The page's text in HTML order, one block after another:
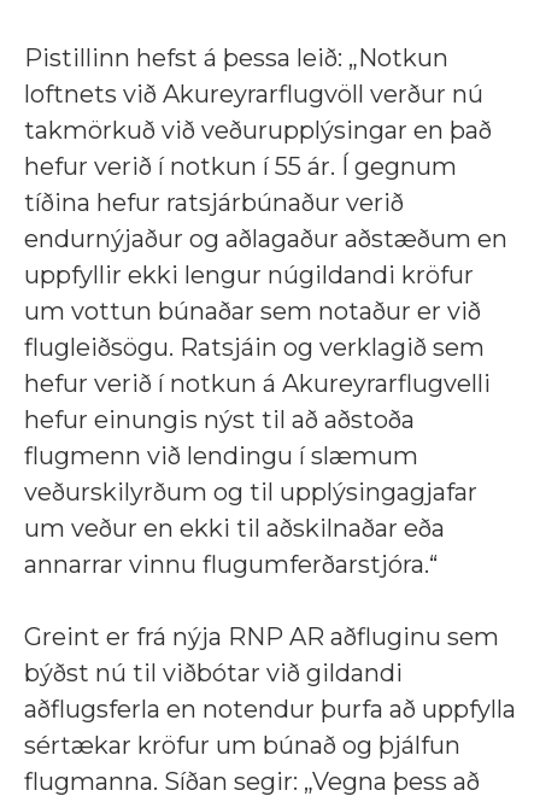
Pistillinn hefst á þessa leið: „Notkun
loftnets við Akureyrarflugvöll verður nú
takmörkuð við veðurupplýsingar en það
hefur verið í notkun í 55 ár. Í gegnum
tíðina hefur ratsjárbúnaður verið
endurnýjaður og aðlagaður aðstæðum en
uppfyllir ekki lengur núgildandi kröfur
um vottun búnaðar sem notaður er við
flugleiðsögu. Ratsjáin og verklagið sem
hefur verið í notkun á Akureyrarflugvelli
hefur einungis nýst til að aðstoða
flugmenn við lendingu í slæmum
veðurskilyrðum og til upplýsingagjafar
um veður en ekki til aðskilnaðar eða
annarrar vinnu flugumferðarstjóra.“
Greint er frá nýja RNP AR aðfluginu sem
býðst nú til viðbótar við gildandi
aðflugsferla en notendur þurfa að uppfylla
sértækar kröfur um búnað og þjálfun
flugmanna. Síðan segir: „Vegna þess að